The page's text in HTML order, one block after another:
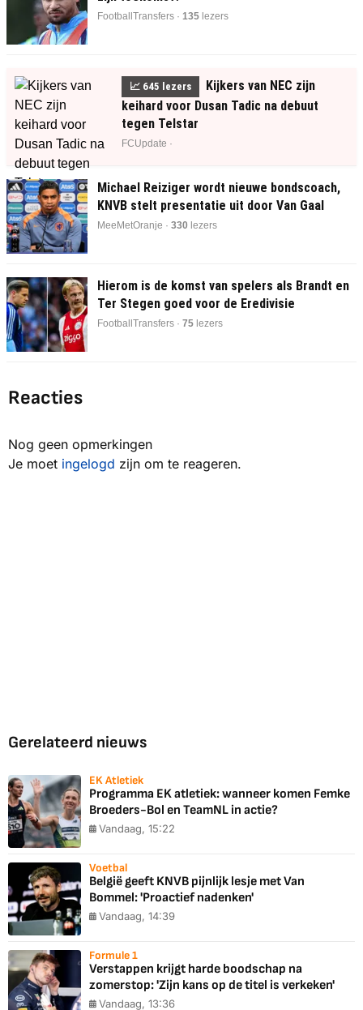
FootballTransfers · 136 lezers
📈 645 lezers
Kijkers van NEC zijn
keihard voor Dusan Tadic na debuut
tegen Telstar
FCUpdate ·
Michael Reiziger wordt nieuwe bondscoach,
KNVB stelt presentatie uit door Van Gaal
MeeMetOranje · 329 lezers
Hierom is de komst van spelers als Brandt en
Ter Stegen goed voor de Eredivisie
FootballTransfers · 75 lezers
Reacties
Nog geen opmerkingen
Je moet ingelogd zijn om te reageren.
Gerelateerd nieuws
EK Atletiek
Programma EK atletiek: wanneer komen Femke
Broeders-Bol en TeamNL in actie?
Vandaag, 15:22
Voetbal
België geeft KNVB pijnlijk lesje met Van
Bommel: 'Proactief nadenken'
Vandaag, 14:39
Formule 1
Verstappen krijgt harde boodschap na
zomerstop: 'Zijn kans op de titel is verkeken'
Vandaag, 13:36